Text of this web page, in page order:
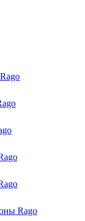
Rago